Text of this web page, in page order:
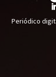
Periódico